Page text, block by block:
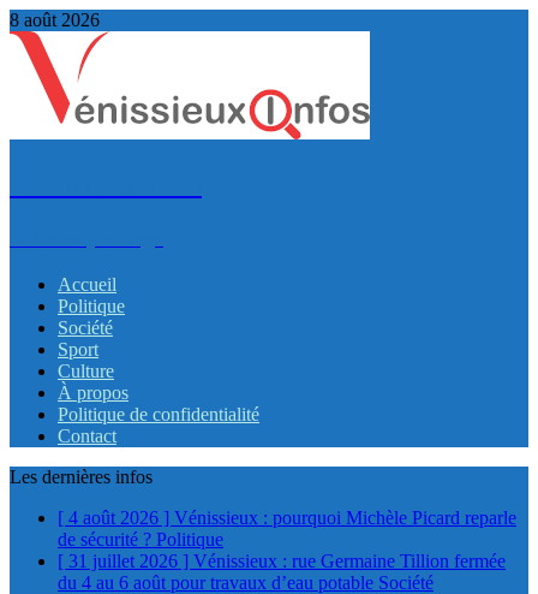
8 août 2026
Accueil
Politique
Société
Sport
Culture
À propos
Politique de confidentialité
Contact
Les dernières infos
[ 4 août 2026 ] Vénissieux : pourquoi Michèle Picard reparle
de sécurité ? Politique
[ 31 juillet 2026 ] Vénissieux : rue Germaine Tillion fermée
du 4 au 6 août pour travaux d’eau potable Société